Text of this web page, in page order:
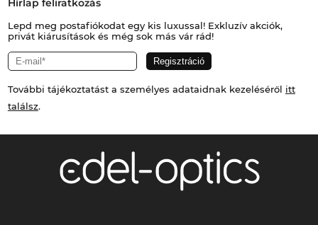
Hírlap feliratkozás
Lepd meg postafiókodat egy kis luxussal! Exkluzív akciók,
privát kiárusítások és még sok más vár rád!
További tájékoztatást a személyes adataidnak kezeléséről itt
találsz.